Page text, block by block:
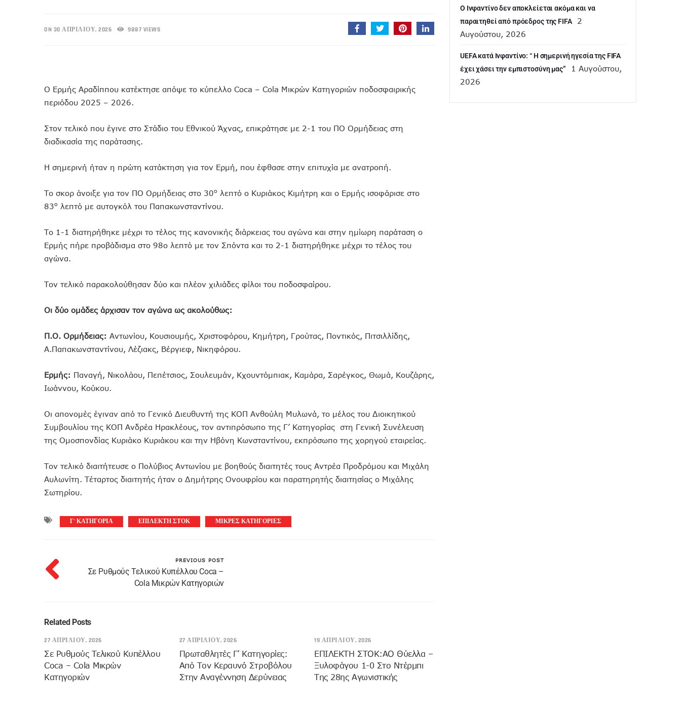
ON 30 ΑΠΡΙΛΊΟΥ, 2026 9887 VIEWS
Ο Ερμής Αραδίππου κατέκτησε απόψε το κύπελλο Coca – Cola Μικρών Κατηγοριών ποδοσφαιρικής
περιόδου 2025 – 2026.
Στον τελικό που έγινε στο Στάδιο του Εθνικού Άχνας, επικράτησε με 2-1 του ΠΟ Ορμήδειας στη
διαδικασία της παράτασης.
Η σημερινή ήταν η πρώτη κατάκτηση για τον Ερμή, που έφθασε στην επιτυχία με ανατροπή.
Το σκορ άνοιξε για τον ΠΟ Ορμήδειας στο 30ο λεπτό ο Κυριάκος Κιμήτρη και ο Ερμής ισοφάρισε στο
83ο λεπτό με αυτογκόλ του Παπακωνσταντίνου.
Το 1-1 διατηρήθηκε μέχρι το τέλος της κανονικής διάρκειας του αγώνα και στην ημίωρη παράταση ο
Ερμής πήρε προβάδισμα στο 98ο λεπτό με τον Σπόντα και το 2-1 διατηρήθηκε μέχρι το τέλος του
αγώνα.
Τον τελικό παρακολούθησαν δύο και πλέον χιλιάδες φίλοι του ποδοσφαίρου.
Οι δύο ομάδες άρχισαν τον αγώνα ως ακολούθως:
Π.Ο. Ορμήδειας: Αντωνίου, Κουσιουμής, Χριστοφόρου, Κημήτρη, Γρούτας, Ποντικός, Πιτσιλλίδης,
Α.Παπακωνσταντίνου, Λέζιακς, Βέργιεφ, Νικηφόρου.
Ερμής: Παναγή, Νικολάου, Πεπέτσιος, Σουλευμάν, Κχουντόμπιακ, Καμάρα, Σαρέγκος, Θωμά, Κουζάρης,
Ιωάννου, Κούκου.
Οι απονομές έγιναν από το Γενικό Διευθυντή της ΚΟΠ Ανθούλη Μυλωνά, το μέλος του Διοικητικού
Συμβουλίου της ΚΟΠ Ανδρέα Ηρακλέους, τον αντιπρόσωπο της Γ’ Κατηγορίας στη Γενική Συνέλευση
της Ομοσπονδίας Κυριάκο Κυριάκου και την Ηβόνη Κωνσταντίνου, εκπρόσωπο της χορηγού εταιρείας.
Τον τελικό διαιτήτευσε ο Πολύβιος Αντωνίου με βοηθούς διαιτητές τους Αντρέα Προδρόμου και Μιχάλη
Αυλωνίτη. Τέταρτος διαιτητής ήταν ο Δημήτρης Ονουφρίου και παρατηρητής διαιτησίας ο Μιχάλης
Σωτηρίου.
Γ’ ΚΑΤΗΓΟΡΙΑ ΕΠΊΛΕΚΤΗ ΣΤΟΚ ΜΙΚΡΕΣ ΚΑΤΗΓΟΡΙΕΣ
PREVIOUS POST
Σε Ρυθμούς Τελικού Κυπέλλου Coca –
Cola Μικρών Κατηγοριών
Related Posts
27 ΑΠΡΙΛΊΟΥ, 2026
Σε Ρυθμούς Τελικού Κυπέλλου
Coca – Cola Μικρών
Κατηγοριών
27 ΑΠΡΙΛΊΟΥ, 2026
Πρωταθλητές Γ’ Κατηγορίες:
Από Τον Κεραυνό Στροβόλου
Στην Αναγέννηση Δερύνειας
19 ΑΠΡΙΛΊΟΥ, 2026
EΠΙΛΕΚΤΗ ΣΤΟΚ:ΑΟ Θύελλα –
Ξυλοφάγου 1-0 Στο Ντέρμπι
Της 28ης Αγωνιστικής
Ο Ινφαντίνο δεν αποκλείεται ακόμα και να
παραιτηθεί από πρόεδρος της FIFA
2
Αυγούστου, 2026
UEFA κατά Ινφαντίνο: “ H σημερινή ηγεσία της FIFA
έχει χάσει την εμπιστοσύνη μας”
1 Αυγούστου,
2026